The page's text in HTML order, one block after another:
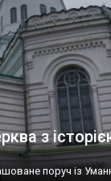
з
поруч із